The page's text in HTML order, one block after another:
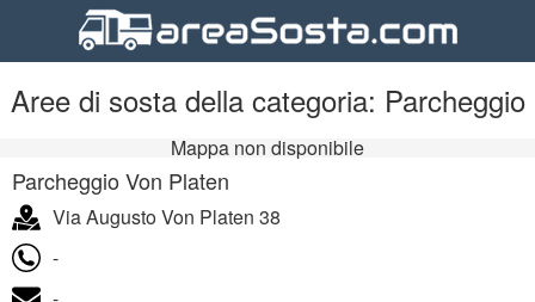
Aree di sosta della categoria: Parcheggio
Mappa non disponibile
Parcheggio Von Platen
Via Augusto Von Platen 38
-